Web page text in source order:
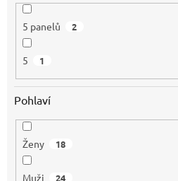
5 panelů 2
5 1
Pohlaví
Ženy 18
Muži 24